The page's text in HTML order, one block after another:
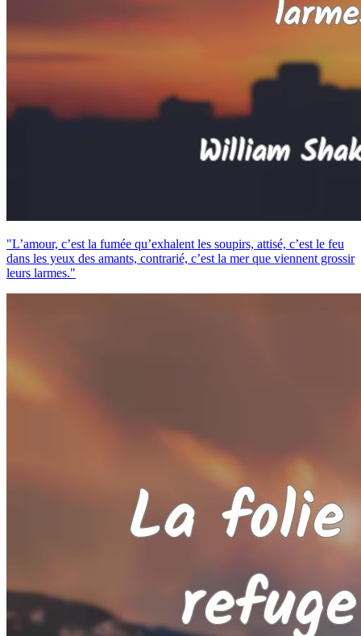
"L’amour, c’est la fumée qu’exhalent les soupirs, attisé, c’est le feu
dans les yeux des amants, contrarié, c’est la mer que viennent grossir
leurs larmes."